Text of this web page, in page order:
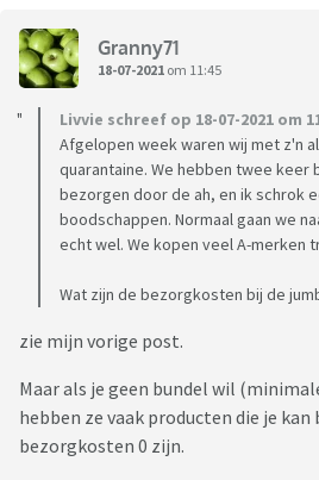
Granny71
18-07-2021 om 11:45
Livvie schreef op 18-07-2021 om
Afgelopen week waren wij met z'n
quarantaine. We hebben twee keer
bezorgen door de ah, en ik schrok
boodschappen. Normaal gaan we
echt wel. We kopen veel A-merken
Wat zijn de bezorgkosten bij de
zie mijn vorige post.
Maar als je geen bundel wil
hebben ze vaak producten die je
bezorgkosten 0 zijn.